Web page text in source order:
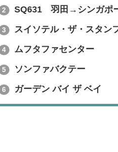
2 SQ631 羽田→シンガポ
3 スイソテル・ザ・スタン
4 ムフタファセンター
5 ソンファバクテー
6 ガーデン バイ ザ ベイ